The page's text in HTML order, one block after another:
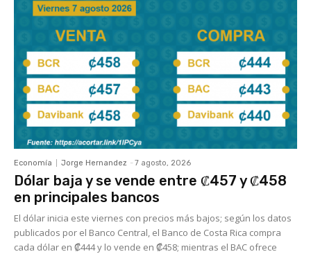
Economía Jorge Hernandez - 7 agosto, 2026
Dólar baja y se vende entre ₡457 y ₡458
en principales bancos
El dólar inicia este viernes con precios más bajos; según los datos
publicados por el Banco Central, el Banco de Costa Rica compra
cada dólar en ₡444 y lo vende en ₡458; mientras el BAC ofrece